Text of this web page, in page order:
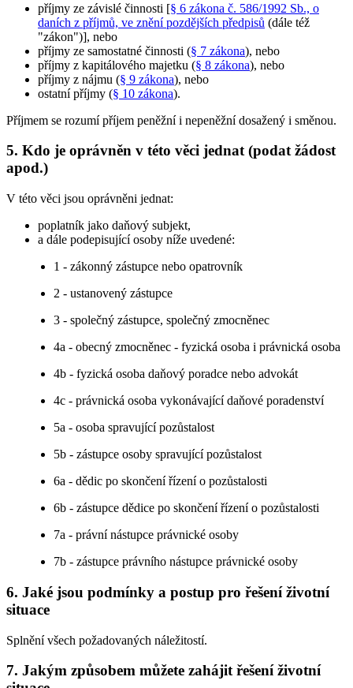
příjmy ze závislé činnosti [§ 6 zákona č. 586/1992 Sb., o
daních z příjmů, ve znění pozdějších předpisů (dále též
"zákon")], nebo
příjmy ze samostatné činnosti (§ 7 zákona), nebo
příjmy z kapitálového majetku (§ 8 zákona), nebo
příjmy z nájmu (§ 9 zákona), nebo
ostatní příjmy (§ 10 zákona).
Příjmem se rozumí příjem peněžní i nepeněžní dosažený i směnou.
5. Kdo je oprávněn v této věci jednat (podat žádost
apod.)
V této věci jsou oprávněni jednat:
poplatník jako daňový subjekt,
a dále podepisující osoby níže uvedené:
1 - zákonný zástupce nebo opatrovník
2 - ustanovený zástupce
3 - společný zástupce, společný zmocněnec
4a - obecný zmocněnec - fyzická osoba i právnická osoba
4b - fyzická osoba daňový poradce nebo advokát
4c - právnická osoba vykonávající daňové poradenství
5a - osoba spravující pozůstalost
5b - zástupce osoby spravující pozůstalost
6a - dědic po skončení řízení o pozůstalosti
6b - zástupce dědice po skončení řízení o pozůstalosti
7a - právní nástupce právnické osoby
7b - zástupce právního nástupce právnické osoby
6. Jaké jsou podmínky a postup pro řešení životní
situace
Splnění všech požadovaných náležitostí.
7. Jakým způsobem můžete zahájit řešení životní